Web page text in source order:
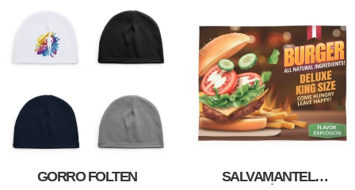
GORRO FOLTEN
SALVAMANTEL